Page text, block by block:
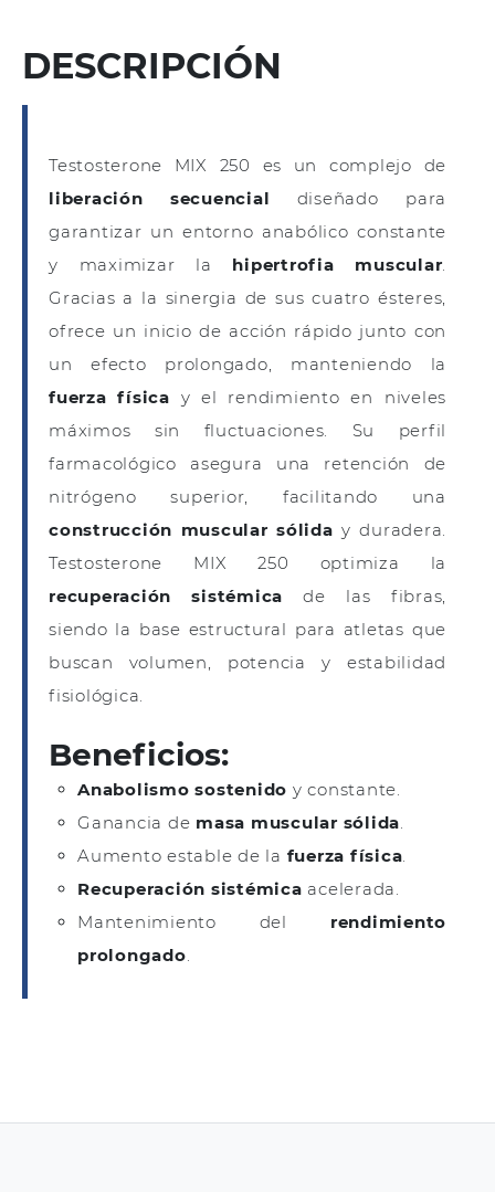
DESCRIPCIÓN
Testosterone MIX 250 es un complejo de
liberación secuencial diseñado para
garantizar un entorno anabólico constante
y maximizar la hipertrofia muscular
Gracias a la sinergia de sus cuatro ésteres,
ofrece un inicio de acción rápido junto con
un efecto prolongado, manteniendo la
fuerza física y el rendimiento en niveles
máximos sin fluctuaciones. Su perfil
farmacológico asegura una retención de
nitrógeno superior, facilitando una
construcción muscular sólida y duradera.
Testosterone MIX 250 optimiza la
recuperación sistémica de las fibras,
siendo la base estructural para atletas que
buscan volumen, potencia y estabilidad
fisiológica.
Beneficios:
Anabolismo sostenido y constante.
Ganancia de masa muscular sólida.
Aumento estable de la fuerza física.
Recuperación sistémica acelerada.
Mantenimiento del rendimiento
prolongado.